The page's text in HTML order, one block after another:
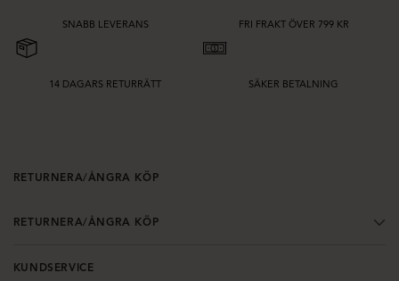
SNABB LEVERANS FRI FRAKT ÖVER 799 KR
14 DAGARS RETURRÄTT SÄKER BETALNING
RETURNERA/ÅNGRA KÖP
RETURNERA/ÅNGRA KÖP
KUNDSERVICE